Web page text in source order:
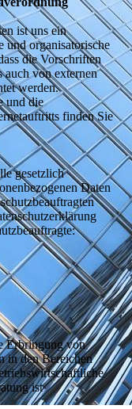
ist uns ein
und organisatorische
die Vorschriften
auch von externen
werden.
und die
finden Sie
gesetzlich
Daten
Erbringung von
in den Bereichen
ist